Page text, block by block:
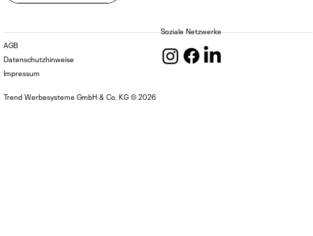
Impressum
Datenschutzhinweise
AGB
Trend Werbesysteme GmbH & Co. KG © 2026
Soziale Netzwerke